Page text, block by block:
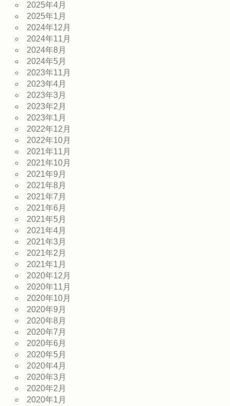
2025年4月
2025年1月
2024年12月
2024年11月
2024年8月
2024年5月
2023年11月
2023年4月
2023年3月
2023年2月
2023年1月
2022年12月
2022年10月
2021年11月
2021年10月
2021年9月
2021年8月
2021年7月
2021年6月
2021年5月
2021年4月
2021年3月
2021年2月
2021年1月
2020年12月
2020年11月
2020年10月
2020年9月
2020年8月
2020年7月
2020年6月
2020年5月
2020年4月
2020年3月
2020年2月
2020年1月